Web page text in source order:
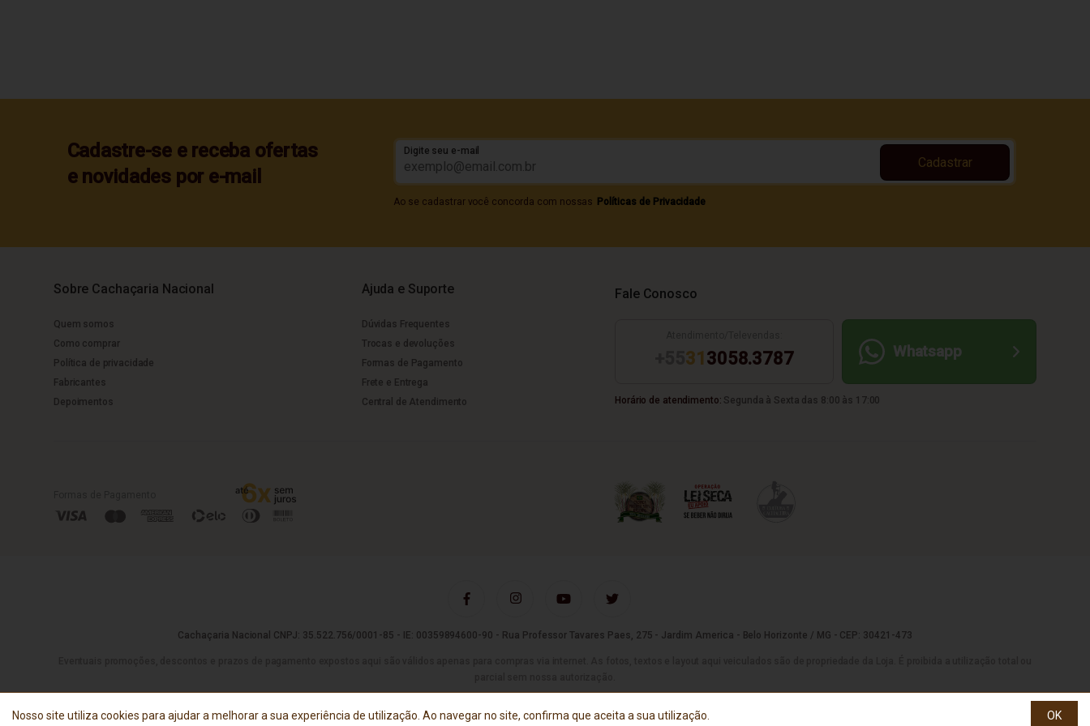
Cadastre-se e receba ofertas
e novidades por e-mail
Digite seu e-mail
Ao se cadastrar você concorda com nossas Políticas de Privacidade
Cadastrar
Sobre Cachaçaria Nacional
Quem somos
Como comprar
Política de privacidade
Fabricantes
Depoimentos
Ajuda e Suporte
Dúvidas Frequentes
Trocas e devoluções
Formas de Pagamento
Frete e Entrega
Central de Atendimento
Fale Conosco
31 3058.3787 Whatsapp
Horário de atendimento: Segunda à Sexta das 8:00 às 17:00
Cachaçaria Nacional CNPJ: 35.522.756/0001-85 - IE: 00359894600-90 - Rua Professor Tavares Paes, 275 - Jardim America - Belo Horizonte / MG - CEP: 30421-473
Nosso site utiliza cookies para ajudar a melhorar a sua experiência de utilização. Ao navegar no site, confirma que aceita a sua utilização. OK